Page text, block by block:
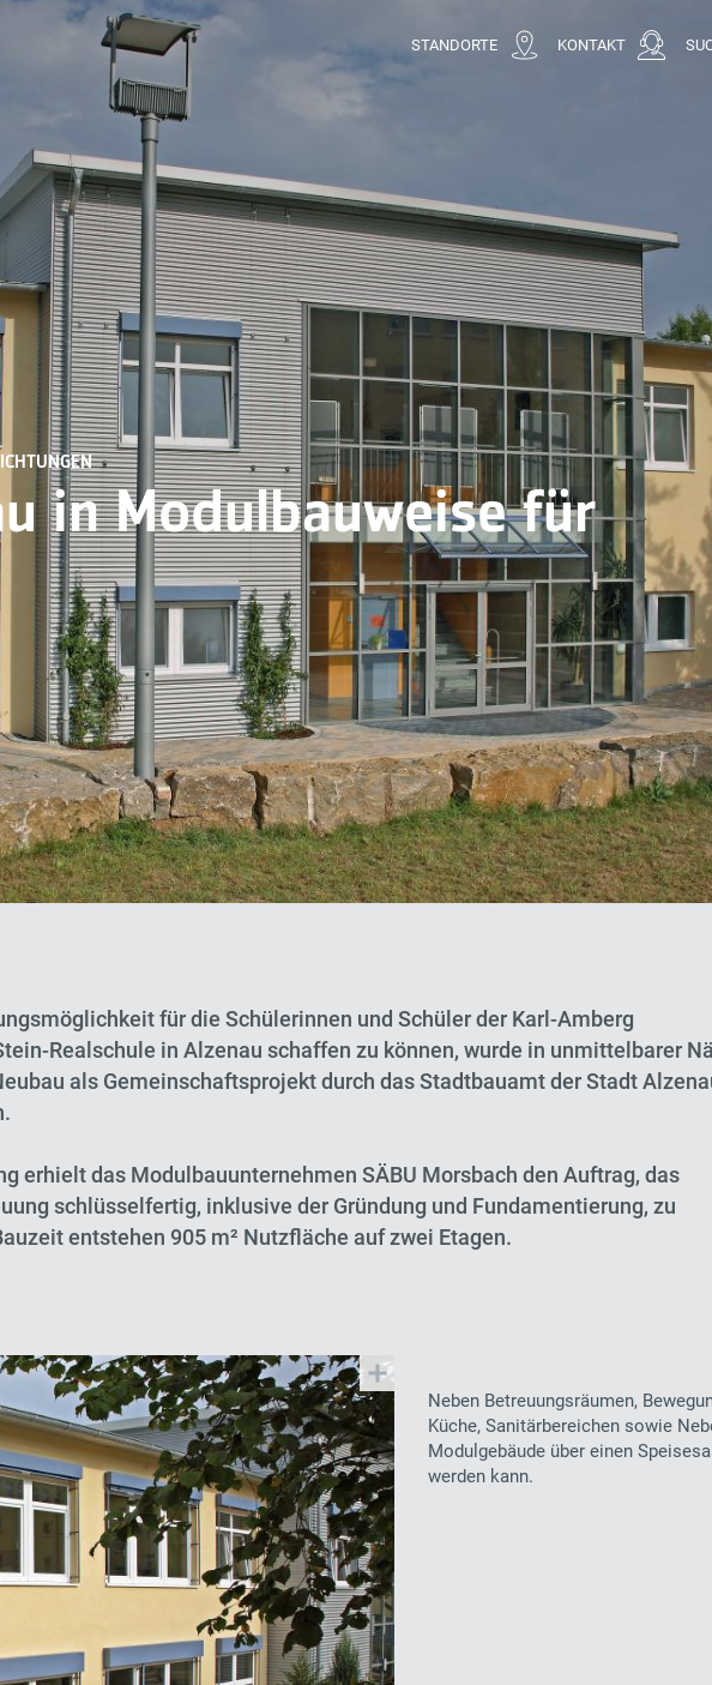
STANDORTE KONTAKT
in Modulbauweise für
für die Schülerinnen und Schüler der Karl-Amberg
Realschule in Alzenau schaffen zu können, wurde in unmittelbarer
als Gemeinschaftsprojekt durch das Stadtbauamt der Stadt
erhielt das Modulbauunternehmen SÄBU Morsbach den Auftrag, das
schlüsselfertig, inklusive der Gründung und Fundamentierung, zu
entstehen 905 m² Nutzfläche auf zwei Etagen.
Neben Betreuungsräumen,
Küche, Sanitärbereichen sowie
Modulgebäude über einen
werden kann.